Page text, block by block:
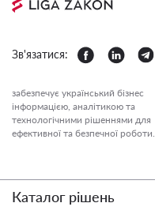
Зв'язатися:
забезпечує український бізнес
інформацією, аналітикою та
технологічними рішеннями для
ефективної та безпечної роботи.
Каталог рішень